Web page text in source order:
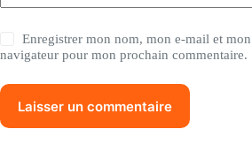
Enregistrer mon nom, mon e-mail et mon
navigateur pour mon prochain commentaire.
Laisser un commentaire